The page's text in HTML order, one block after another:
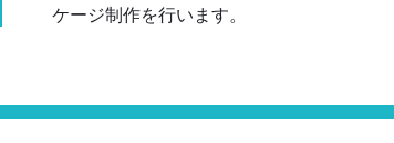
ケージ制作を行います。